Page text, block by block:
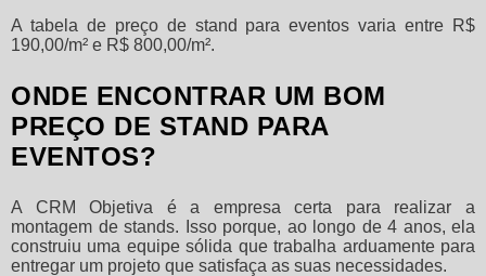
A tabela de preço de stand para eventos varia entre R$
190,00/m² e R$ 800,00/m².
ONDE ENCONTRAR UM BOM
PREÇO DE STAND PARA
EVENTOS?
A CRM Objetiva é a empresa certa para realizar a
montagem de stands. Isso porque, ao longo de 4 anos, ela
construiu uma equipe sólida que trabalha arduamente para
entregar um projeto que satisfaça as suas necessidades.